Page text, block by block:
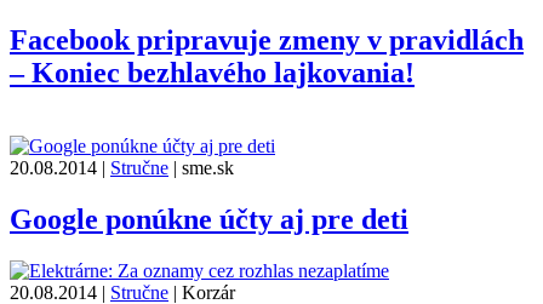
Facebook pripravuje zmeny v pravidlách
– Koniec bezhlavého lajkovania!
20.08.2014 | Stručne | sme.sk
Google ponúkne účty aj pre deti
20.08.2014 | Stručne | Korzár